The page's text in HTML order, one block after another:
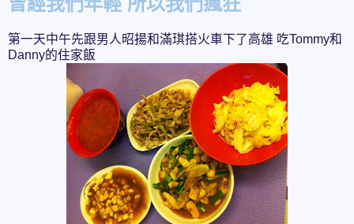
第一天中午先跟男人昭揚和滿琪搭火車下了高雄 吃Tommy和
Danny的住家飯